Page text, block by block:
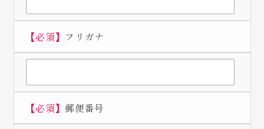
【必須】 フリガナ
【必須】郵便番号